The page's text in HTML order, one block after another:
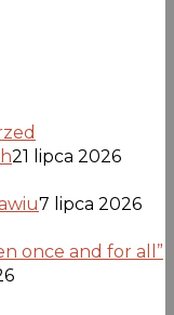
21 lipca 2026
7 lipca 2026
once and for all”